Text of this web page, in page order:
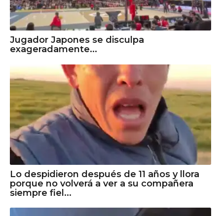
Jugador Japones se disculpa
exageradamente...
Lo despidieron después de 11 años y llora
porque no volverá a ver a su compañera
siempre fiel...